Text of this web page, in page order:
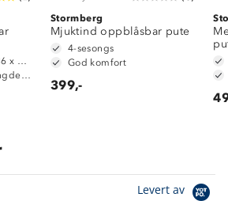
Stormberg
Mjuktind oppblåsbar pute
4-sesongs
God komfort
399,-
Levert av